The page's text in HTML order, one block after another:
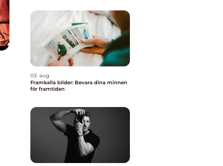
03. aug
Framkalla bilder: Bevara dina minnen
för framtiden